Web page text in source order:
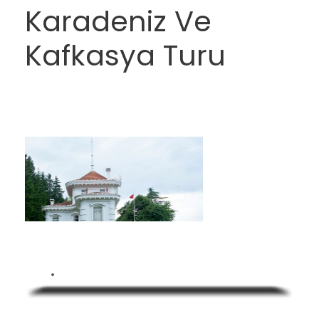
Karadeniz Ve
Kafkasya Turu